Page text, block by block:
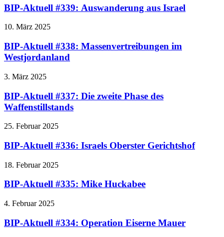
BIP-Aktuell #339: Auswanderung aus Israel
10. März 2025
BIP-Aktuell #338: Massenvertreibungen im
Westjordanland
3. März 2025
BIP-Aktuell #337: Die zweite Phase des
Waffenstillstands
25. Februar 2025
BIP-Aktuell #336: Israels Oberster Gerichtshof
18. Februar 2025
BIP-Aktuell #335: Mike Huckabee
4. Februar 2025
BIP-Aktuell #334: Operation Eiserne Mauer